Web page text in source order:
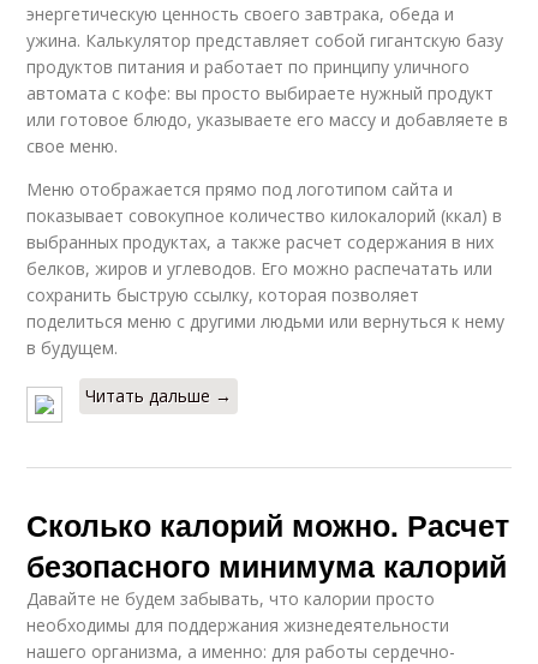
энергетическую ценность своего завтрака, обеда и
ужина. Калькулятор представляет собой гигантскую базу
продуктов питания и работает по принципу уличного
автомата с кофе: вы просто выбираете нужный продукт
или готовое блюдо, указываете его массу и добавляете в
свое меню.
Меню отображается прямо под логотипом сайта и
показывает совокупное количество килокалорий (ккал) в
выбранных продуктах, а также расчет содержания в них
белков, жиров и углеводов. Его можно распечатать или
сохранить быструю ссылку, которая позволяет
поделиться меню с другими людьми или вернуться к нему
в будущем.
Читать дальше →
Сколько калорий можно. Расчет
безопасного минимума калорий
Давайте не будем забывать, что калории просто
необходимы для поддержания жизнедеятельности
нашего организма, а именно: для работы сердечно-